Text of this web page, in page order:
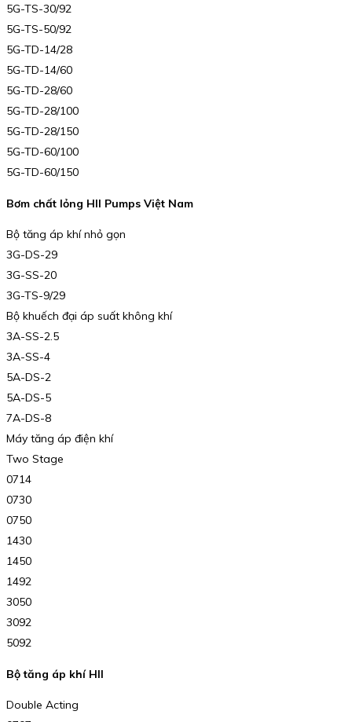
5G-TS-30/92
5G-TS-50/92
5G-TD-14/28
5G-TD-14/60
5G-TD-28/60
5G-TD-28/100
5G-TD-28/150
5G-TD-60/100
5G-TD-60/150
Bơm chất lỏng HII Pumps Việt Nam
Bộ tăng áp khí nhỏ gọn
3G-DS-29
3G-SS-20
3G-TS-9/29
Bộ khuếch đại áp suất không khí
3A-SS-2.5
3A-SS-4
5A-DS-2
5A-DS-5
7A-DS-8
Máy tăng áp điện khí
Two Stage
0714
0730
0750
1430
1450
1492
3050
3092
5092
Bộ tăng áp khí HII
Double Acting